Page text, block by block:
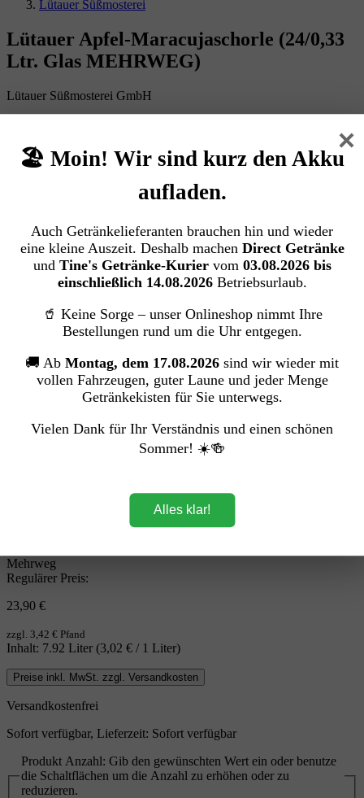
Lütauer Süßmosterei
Lütauer Apfel-Maracujaschorle (24/0,33
Ltr. Glas MEHRWEG)
Lütauer Süßmosterei GmbH
Mehrweg
Regulärer Preis:
23,90 €
zzgl. 3,42 € Pfand
Inhalt: 7.92 Liter (3,02 € / 1 Liter)
Preise inkl. MwSt. zzgl. Versandkosten
Versandkostenfrei
Sofort verfügbar, Lieferzeit: Sofort verfügbar
Produkt Anzahl: Gib den gewünschten Wert ein oder benutze
die Schaltflächen um die Anzahl zu erhöhen oder zu
reduzieren.
×
🏖️ Moin! Wir sind kurz den Akku
aufladen.
Auch Getränkelieferanten brauchen hin und wieder
eine kleine Auszeit. Deshalb machen Direct Getränke
und Tine's Getränke-Kuriervom 03.08.2026 bis
einschließlich 14.08.2026Betriebsurlaub.
🥤 Keine Sorge – unser Onlineshop nimmt Ihre
Bestellungen rund um die Uhr entgegen.
🚚 Ab Montag, dem 17.08.2026 sind wir wieder mit
vollen Fahrzeugen, guter Laune und jeder Menge
Getränkekisten für Sie unterwegs.
Vielen Dank für Ihr Verständnis und einen schönen
Sommer! ☀️🍻
Alles klar!